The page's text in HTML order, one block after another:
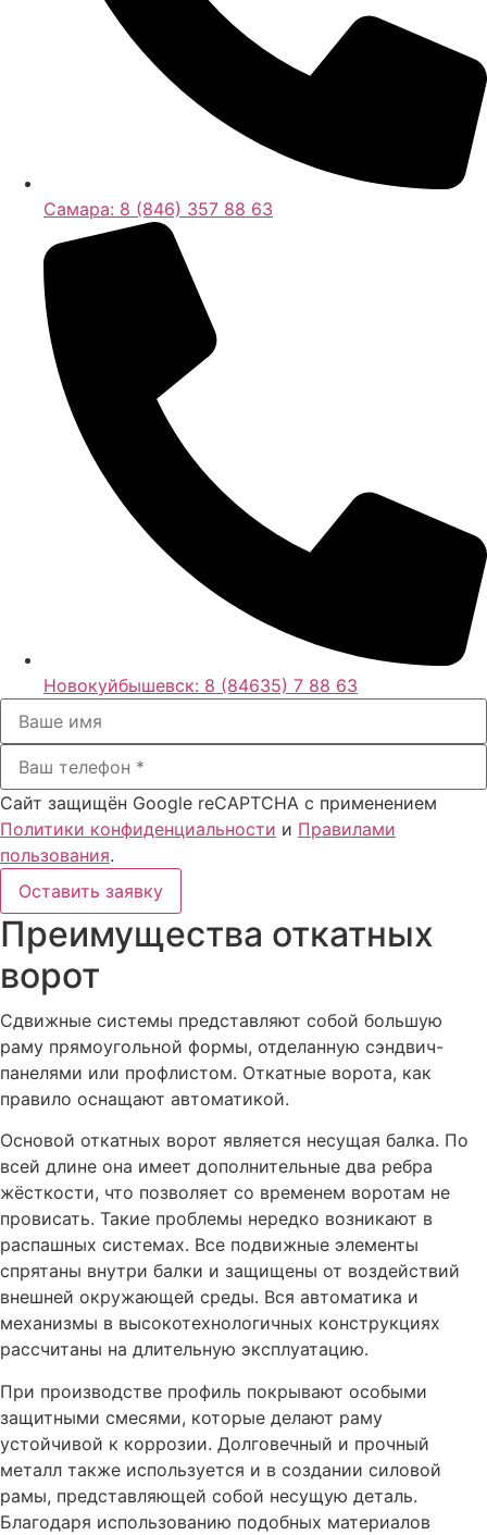
Самара: 8 (846) 357 88 63
Новокуйбышевск: 8 (84635) 7 88 63
Сайт защищён Google reCAPTCHA с применением
Политики конфиденциальности и Правилами
пользования.
Оставить заявку
Преимущества откатных
ворот
Сдвижные системы представляют собой большую
раму прямоугольной формы, отделанную сэндвич-
панелями или профлистом. Откатные ворота, как
правило оснащают автоматикой.
Основой откатных ворот является несущая балка. По
всей длине она имеет дополнительные два ребра
жёсткости, что позволяет со временем воротам не
провисать. Такие проблемы нередко возникают в
распашных системах. Все подвижные элементы
спрятаны внутри балки и защищены от воздействий
внешней окружающей среды. Вся автоматика и
механизмы в высокотехнологичных конструкциях
рассчитаны на длительную эксплуатацию.
При производстве профиль покрывают особыми
защитными смесями, которые делают раму
устойчивой к коррозии. Долговечный и прочный
металл также используется и в создании силовой
рамы, представляющей собой несущую деталь.
Благодаря использованию подобных материалов